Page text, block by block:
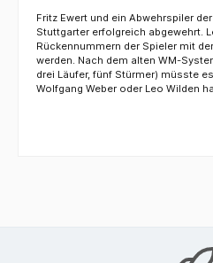
Fritz Ewert und ein Abwehrspiler
Stuttgarter erfolgreich abgewehrt.
Rückennummern der Spieler mit
werden. Nach dem alten WM-
drei Läufer, fünf Stürmer) müsste
Wolfgang Weber oder Leo Wilden